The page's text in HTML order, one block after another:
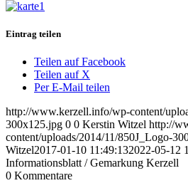
Eintrag teilen
Teilen auf Facebook
Teilen auf X
Per E-Mail teilen
http://www.kerzell.info/wp-content/
300x125.jpg 0 0 Kerstin Witzel http://
content/uploads/2014/11/850J_Logo-
Witzel2017-01-10 11:49:132022-05-12
Informationsblatt / Gemarkung Kerzell
0 Kommentare